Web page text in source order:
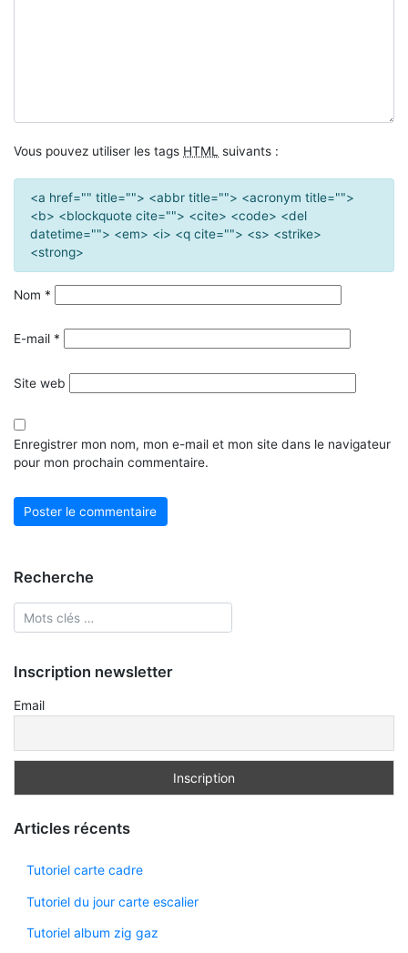
Vous pouvez utiliser les tags HTML suivants :
<a href="" title=""> <abbr title=""> <acronym title="">
<b> <blockquote cite=""> <cite> <code> <del
datetime=""> <em> <i> <q cite=""> <s> <strike>
<strong>
Nom *
E-mail *
Site web
Enregistrer mon nom, mon e-mail et mon site dans le navigateur
pour mon prochain commentaire.
Recherche
Inscription newsletter
Email
Articles récents
Tutoriel carte cadre
Tutoriel du jour carte escalier
Tutoriel album zig gaz